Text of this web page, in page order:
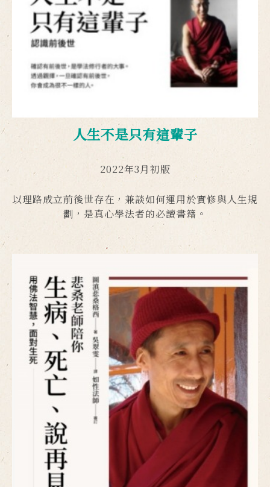
人生不是只有這輩子
2022年3月初版
以理路成立前後世存在，兼談如何運用於實修與人生規
劃，是真心學法者的必讀書籍。